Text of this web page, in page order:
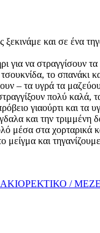
ξεκινάμε και σε ένα
για να στραγγίσουν
το σπανάκι
– τα υγρά τα
πολύ καλά,
γιαούρτι και τα
και την τριμμένη
μέσα στα χορταρικά
μείγμα και
ΟΡΕΚΤΙΚΟ /